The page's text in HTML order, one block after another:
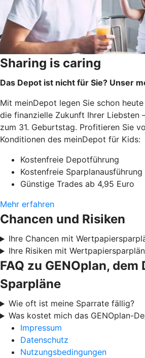
Sharing is caring
Das Depot ist nicht für Sie? Unser
Mit meinDepot legen Sie schon
die finanzielle Zukunft Ihrer Liebsten
zum 31. Geburtstag. Profitieren Sie
Konditionen des meinDepot für Kids:
Kostenfreie Depotführung
Kostenfreie Sparplanausführung
Günstige Trades ab 4,95 Euro
Mehr erfahren
Chancen und Risiken
Ihre Chancen mit
Ihre Risiken mit
FAQ zu GENOplan,
Sparpläne
Wie oft ist meine Sparrate fällig?
Was kostet mich das GENOplan-
Impressum
Datenschutz
Nutzungsbedingungen